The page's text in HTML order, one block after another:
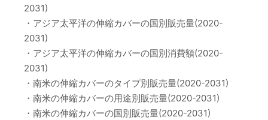
2031)
・アジア太平洋の伸縮カバーの国別販売量(2020-
2031)
・アジア太平洋の伸縮カバーの国別消費額(2020-
2031)
・南米の伸縮カバーのタイプ別販売量(2020-2031)
・南米の伸縮カバーの用途別販売量(2020-2031)
・南米の伸縮カバーの国別販売量(2020-2031)